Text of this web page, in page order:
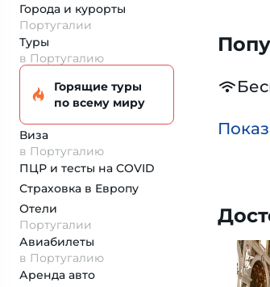
Города и курорты
Португалии
Туры
в Португалию
Горящие туры
по всему миру
Виза
в Португалию
ПЦР и тесты на COVID
Страховка в Европу
Отели
Португалии
Авиабилеты
в Португалию
Аренда авто